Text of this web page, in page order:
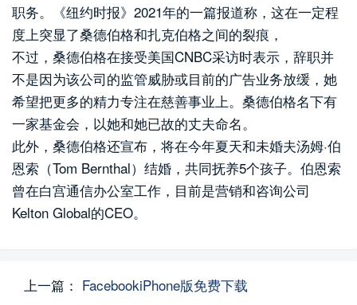
职务。《纽约时报》2021年的一篇报道称，这在一定程
度上突显了桑德伯格和扎克伯格之间的裂痕，
不过，桑德伯格在接受美国CNBC采访时表示，辞职并
不是因为该公司的监管威胁或目前的广告业务放缓，她
希望把更多的精力专注在慈善事业上。桑德伯格名下有
一家基金会，以她和她已故的丈夫命名。
此外，桑德伯格还宣布，将在今年夏天和未婚夫汤姆·伯
恩索（Tom Bernthal）结婚，共同抚养5个孩子。伯恩索
曾在白宫通信办公室工作，目前是营销和咨询公司
Kelton Global的CEO。
上一篇： FacebookiPhone版免费下载